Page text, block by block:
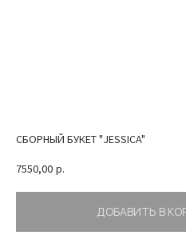
СБОРНЫЙ БУКЕТ "JESSICA"
7550,00 р.
ДОБАВИТЬ В